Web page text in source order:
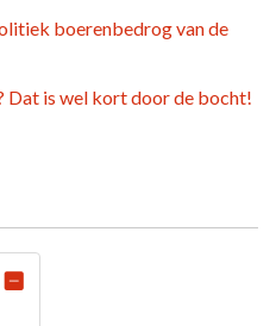
boerenbedrog van de
Dat is wel kort door de bocht!